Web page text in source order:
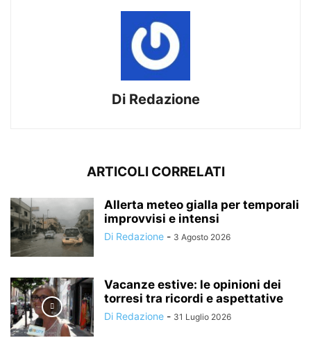
Di Redazione
ARTICOLI CORRELATI
Allerta meteo gialla per temporali
improvvisi e intensi
Di Redazione - 3 Agosto 2026
Vacanze estive: le opinioni dei
torresi tra ricordi e aspettative
Di Redazione - 31 Luglio 2026